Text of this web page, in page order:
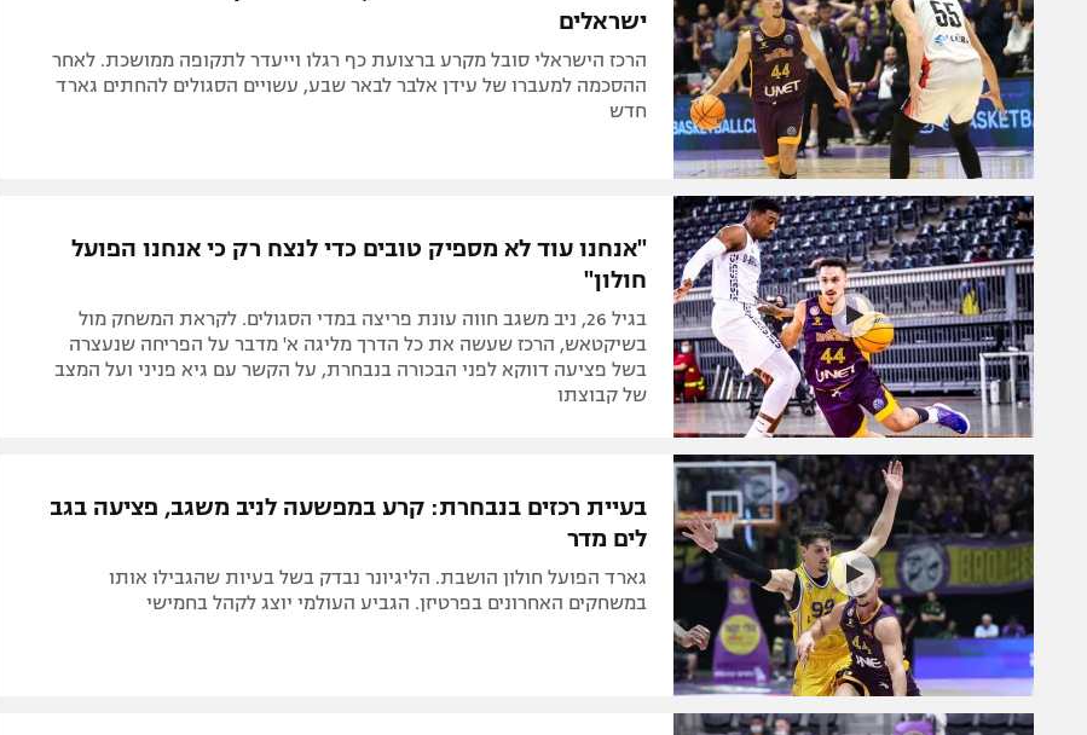
ישראלים
הרכז הישראלי סובל מקרע ברצועת כף רגלו וייעדר לתקופה ממושכת. לאחר
ההסכמה למעברו של עידן אלבר לבאר שבע, עשויים הסגולים להחתים גארד
חדש
"אנחנו עוד לא מספיק טובים כדי לנצח רק כי אנחנו הפועל
חולון"
בגיל 26, ניב משגב חווה עונת פריצה במדי הסגולים. לקראת המשחק מול
בשיקטאש, הרכז שעשה את כל הדרך מליגה א' מדבר על הפריחה שנעצרה
בשל פציעה דווקא לפני הבכורה בנבחרת, על הקשר עם גיא פניני ועל המצב
של קבוצתו
בעיית רכזים בנבחרת: קרע במפשעה לניב משגב, פציעה בגב
לים מדר
גארד הפועל חולון הושבת. הליגיונר נבדק בשל בעיות שהגבילו אותו
במשחקים האחרונים בפרטיזן. הגביע העולמי יוצג לקהל בחמישי